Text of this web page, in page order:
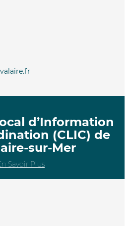
d’Information
(CLIC) de
sur-Mer
Savoir Plus